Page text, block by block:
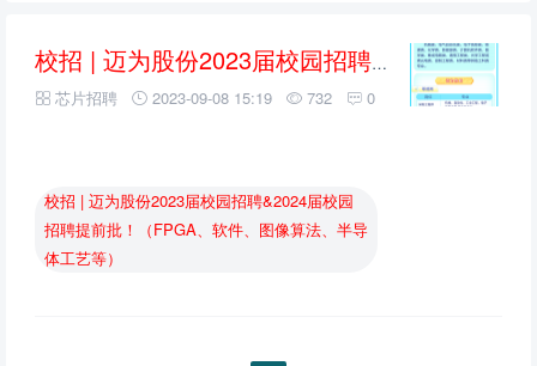
校招 | 迈为股份2023届校园招聘&2024届校园招聘提前批！（FPGA、软件、图像算法、半导体工艺等）
芯片招聘 2023-09-08 15:19 732 0
校招 | 迈为股份2023届校园招聘&2024届校园
招聘提前批！（FPGA、软件、图像算法、半导
体工艺等）